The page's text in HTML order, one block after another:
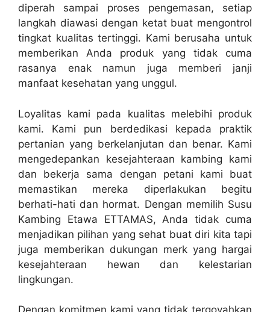
diperah sampai proses pengemasan, setiap
langkah diawasi dengan ketat buat mengontrol
tingkat kualitas tertinggi. Kami berusaha untuk
memberikan Anda produk yang tidak cuma
rasanya enak namun juga memberi janji
manfaat kesehatan yang unggul.
Loyalitas kami pada kualitas melebihi produk
kami. Kami pun berdedikasi kepada praktik
pertanian yang berkelanjutan dan benar. Kami
mengedepankan kesejahteraan kambing kami
dan bekerja sama dengan petani kami buat
memastikan mereka diperlakukan begitu
berhati-hati dan hormat. Dengan memilih Susu
Kambing Etawa ETTAMAS, Anda tidak cuma
menjadikan pilihan yang sehat buat diri kita tapi
juga memberikan dukungan merk yang hargai
kesejahteraan hewan dan kelestarian
lingkungan.
Dengan komitmen kami yang tidak tergoyahkan